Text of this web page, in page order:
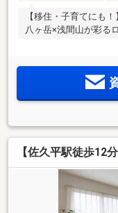
【移住・子育てにも
八ヶ岳×浅間山が彩る
【佐久平駅徒歩12